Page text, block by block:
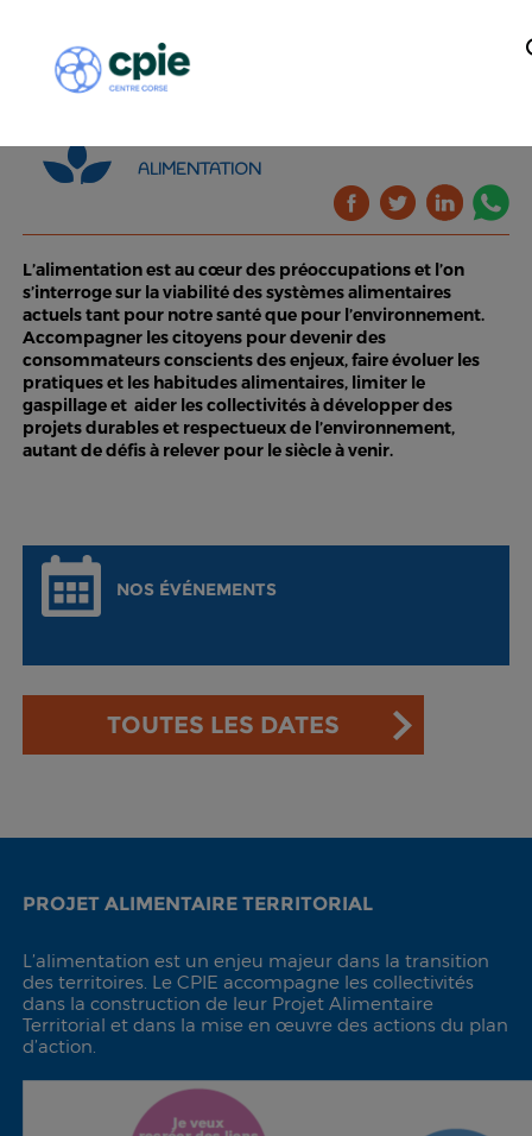
ALIMENTATION
L’alimentation est au cœur des préoccupations et l’on
s’interroge sur la viabilité des systèmes alimentaires
actuels tant pour notre santé que pour l’environnement.
Accompagner les citoyens pour devenir des
consommateurs conscients des enjeux, faire évoluer les
pratiques et les habitudes alimentaires, limiter le
gaspillage et aider les collectivités à développer des
projets durables et respectueux de l’environnement,
autant de défis à relever pour le siècle à venir.
NOS ÉVÉNEMENTS
TOUTES LES DATES
PROJET ALIMENTAIRE TERRITORIAL
L’alimentation est un enjeu majeur dans la transition
des territoires. Le CPIE accompagne les collectivités
dans la construction de leur Projet Alimentaire
Territorial et dans la mise en œuvre des actions du plan
d’action.